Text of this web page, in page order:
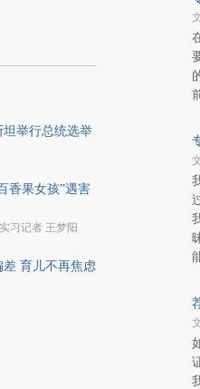
举行总统选举
香果女孩”遇害
习记者 王梦阳
育儿不再焦虑